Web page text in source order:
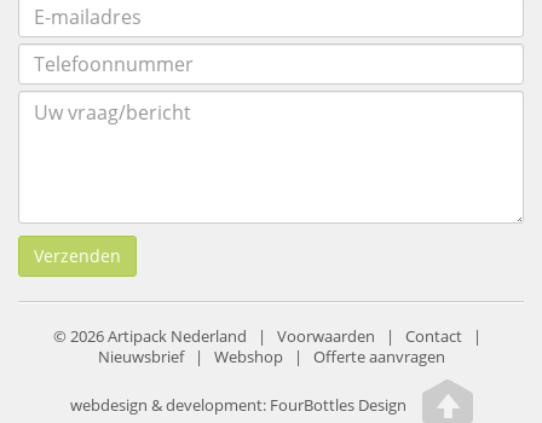
Verzenden
© 2026 Artipack Nederland | Voorwaarden | Contact |
Nieuwsbrief| Webshop| Offerte aanvragen
webdesign & development:FourBottles Design